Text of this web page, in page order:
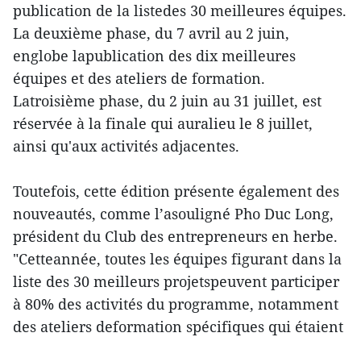
publication de la listedes 30 meilleures équipes.
La deuxième phase, du 7 avril au 2 juin,
englobe lapublication des dix meilleures
équipes et des ateliers de formation.
Latroisième phase, du 2 juin au 31 juillet, est
réservée à la finale qui auralieu le 8 juillet,
ainsi qu'aux activités adjacentes.
Toutefois, cette édition présente également des
nouveautés, comme l’asouligné Pho Duc Long,
président du Club des entrepreneurs en herbe.
"Cetteannée, toutes les équipes figurant dans la
liste des 30 meilleurs projetspeuvent participer
à 80% des activités du programme, notamment
des ateliers deformation spécifiques qui étaient